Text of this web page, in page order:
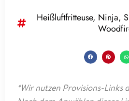
Heißluftfritteuse, Ninja,
*Wir nutzen Provisions-Links